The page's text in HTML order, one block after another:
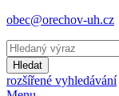
obec@orechov-uh.cz
Hledat
rozšířené vyhledávání